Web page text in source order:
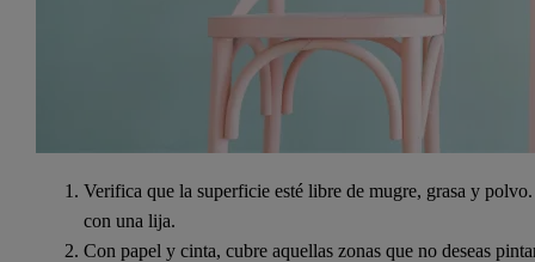
Verifica que la superficie esté libre de mugre, grasa y
con una lija.
Con papel y cinta, cubre aquellas zonas que no deseas